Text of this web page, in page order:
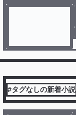
#タグなしの新着小説